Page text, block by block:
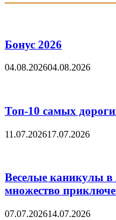
Бонус 2026
04.08.202604.08.2026
Топ-10 самых
11.07.202617.07.2026
Веселые каникулы в
множество
07.07.202614.07.2026